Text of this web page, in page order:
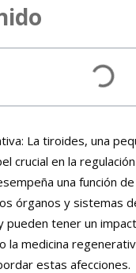
La tiroides, una
crucial en la
una función
órganos y sistemas
tener un
la medicina
estas afecciones.